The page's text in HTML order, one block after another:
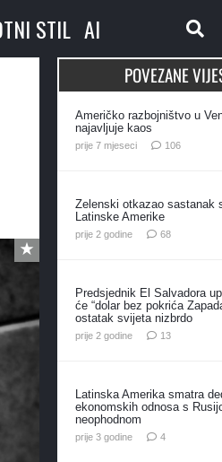
STIL AI
POVEZANE
Američko razbojništvo u
najavljuje kaos
prije 7 mjeseci 106komentara
Zelenski otkazao sastanak
Latinske Amerike
prije 2 godine 68komentara
Predsjednik El Salvadora
će “dolar bez pokrića
ostatak svijeta nizbrdo
prije 2 godine 13komentara
Latinska Amerika smatra
ekonomskih odnosa s
neophodnom
prije 3 godine 4komentara